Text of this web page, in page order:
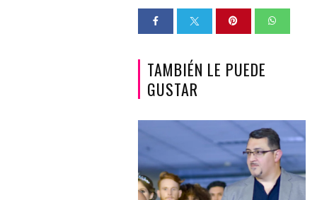
TAMBIÉN LE PUEDE
GUSTAR